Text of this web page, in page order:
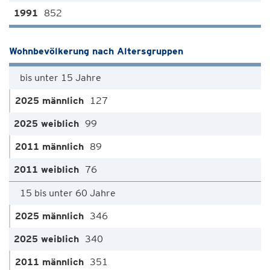
852
Wohnbevölkerung nach Altersgruppen
bis unter 15 Jahre
127
99
89
76
15 bis unter 60 Jahre
346
340
351